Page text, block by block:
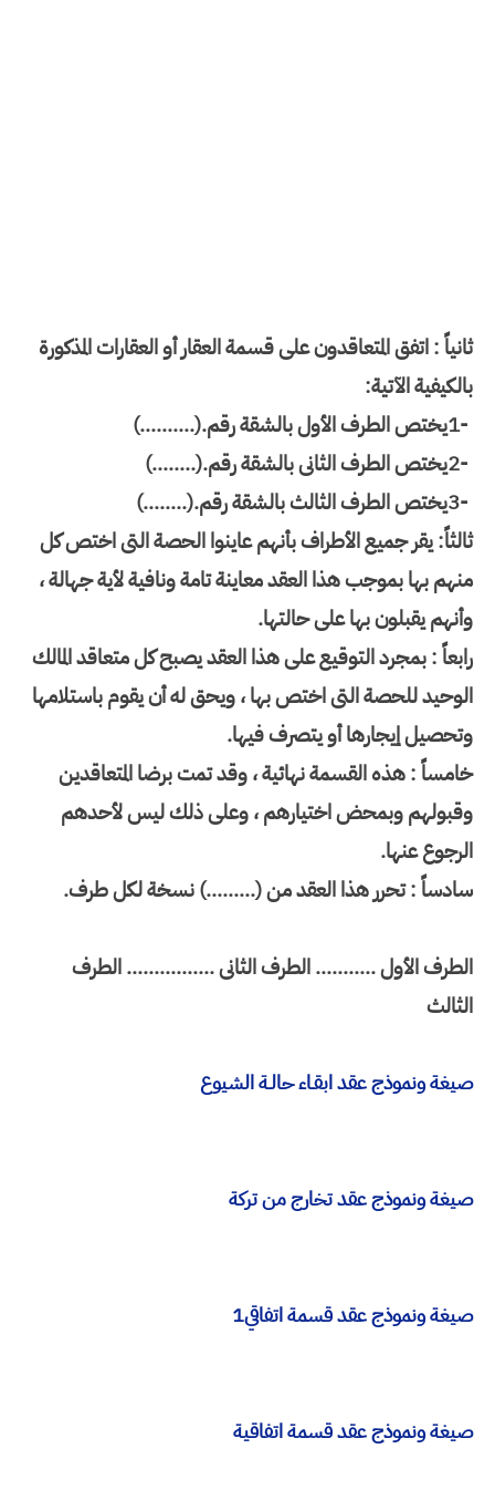
ثانياً : اتفق المتعاقدون على قسمة العقار أو العقارات المذكورة
بالكيفية الآتية:
1-يختص الطرف الأول بالشقة رقم(..........).
2-يختص الطرف الثانى بالشقة رقم(........).
3-يختص الطرف الثالث بالشقة رقم(........).
ثالثاً:يقر جميع الأطراف بأنهم عاينوا الحصة التى اختص كل
منهم بها بموجب هذاالعقد معاينة تامة ونافية لأية جهالة ،
وأنهم يقبلون بها على حالتها.
رابعاً:بمجرد التوقيع على هذا العقد يصبح كل متعاقد المالك
الوحيد للحصة التىاختص بها ، ويحق له أن يقوم باستلامها
وتحصيل إيجارها أو يتصرف فيها.
خامساً : هذه القسمة نهائية ، وقد تمت برضا المتعاقدين
وقبولهم وبمحض اختيارهم ، وعلى ذلك ليس لأحدهم
الرجوع عنها.
سادساً : تحرر هذا العقد من (.........) نسخة لكل طرف.
الطرف الأول ........... الطرف الثانى ................ الطرف
الثالث
صيغة ونموذج عقد ابقـاء حالـة الشيوع
صيغة ونموذج عقد تخارج من تركة
صيغة ونموذج عقد قسمة اتفاقي1
صيغة ونموذج عقد قسمة اتفاقية